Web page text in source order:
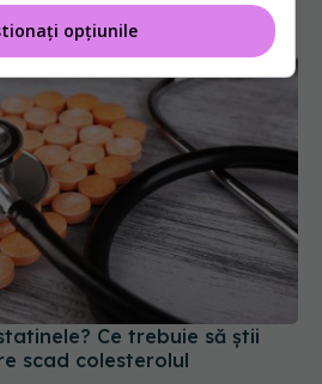
Ce trebuie să știi
scad colesterolul
opțiunile